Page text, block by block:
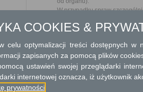
W przypadku spraw
Informacja
Dodatkowe
Opłata
Wniosek o zwrot
COOKIES &
celu optymalizacji treści dostępnych w
zapisanych za pomocą plików
ustawień swojej przeglądarki
internetowej oznacza, iż użytkownik
prywatności